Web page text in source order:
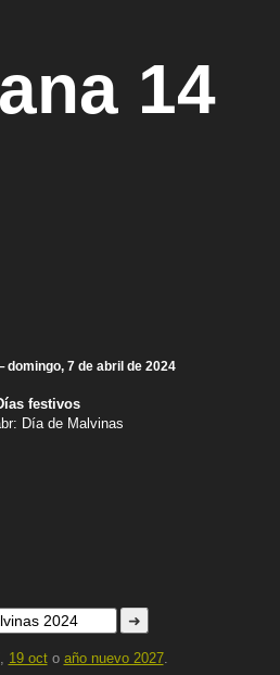
14
domingo, 7 de abril de 2024
festivos
Día de Malvinas
➜
, 19 octo año nuevo 2027.